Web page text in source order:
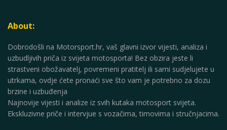
About:
Dobrodošli na Motorsport.hr, vaš glavni izvor vijesti, analiza i
uzbudljivih priča iz svijeta motosporta! Bez obzira jeste li
strastveni obožavatelj, povremeni pratitelj ili sami sudjelujete u
utrkama, ovdje ćete pronaći sve što vam je potrebno za dozu
brzine i uzbuđenja
Najnovije vijesti i analize iz svih kutaka motosport svijeta.
Ekskluzivne priče i intervjue s vozačima, timovima i stručnjacima.